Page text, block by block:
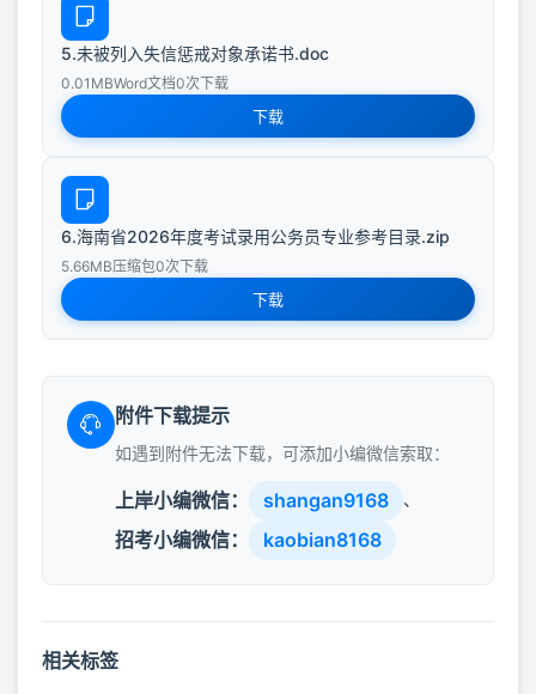
5.未被列入失信惩戒对象承诺书.doc
0.01MBWord文档0次下载
下载
6.海南省2026年度考试录用公务员专业参考目录.zip
5.66MB压缩包0次下载
下载
附件下载提示
如遇到附件无法下载，可添加小编微信索取：
上岸小编微信： shangan9168 、
招考小编微信： kaobian8168
相关标签